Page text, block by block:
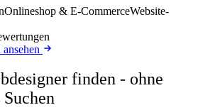
Onlineshop & E-CommerceWebsite-
finden - ohne
Suchen